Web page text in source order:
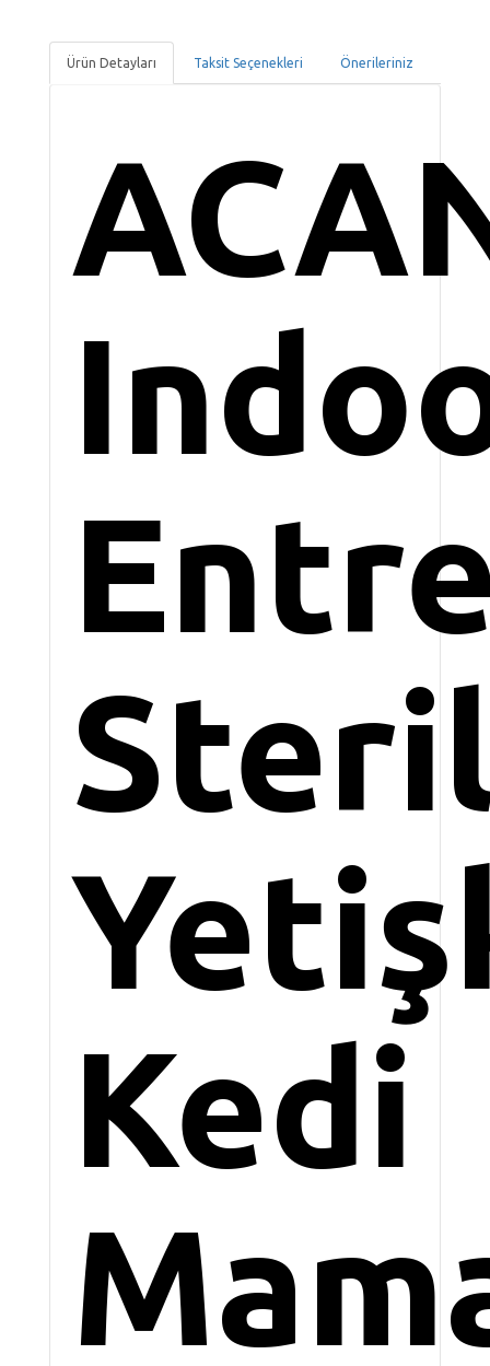
Ürün Detayları Taksit Seçenekleri Önerileriniz
Kedi